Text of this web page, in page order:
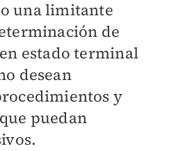
una limitante
de
estado terminal
desean
y
puedan